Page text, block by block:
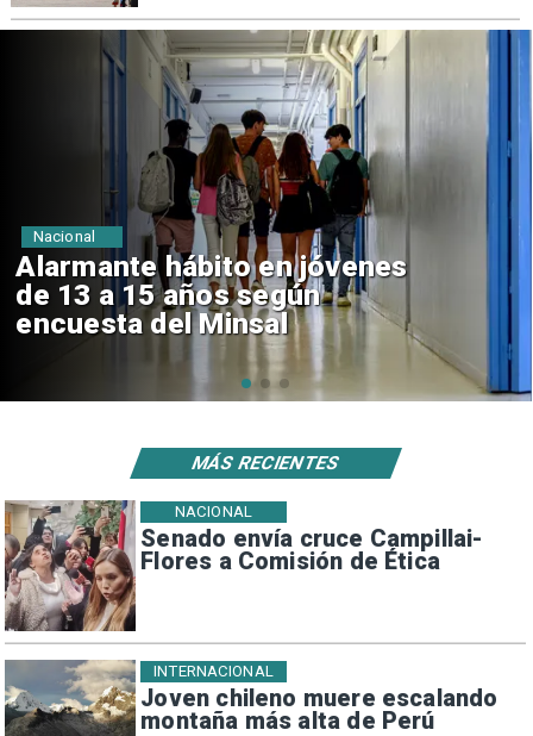
Aprueban creación del Parque
Sebastián Piñera con inversión
de $4 mil millones
Regiones
Senado envía cruce Campillai-
Flores a Comisión de Ética
NACIONAL
Joven chileno muere escalando
montaña más alta de Perú
INTERNACIONAL
MÁS RECIENTES